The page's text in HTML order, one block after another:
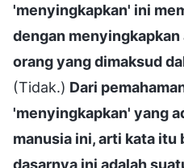
'menyingkapkan' ini
dengan
orang yang dimaksud
(Tidak.) Dari
'menyingkapkan' yang
manusia ini, arti kata itu
dasarnya ini adalah